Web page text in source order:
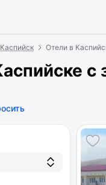
Каспийск Отели в
с